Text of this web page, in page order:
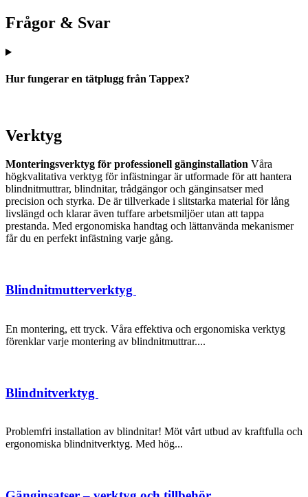
Frågor & Svar
Hur fungerar en tätplugg från Tappex?
Verktyg
Monteringsverktyg för professionell gänginstallation Våra
högkvalitativa verktyg för infästningar är utformade för att hantera
blindnitmuttrar, blindnitar, trådgängor och gänginsatser med
precision och styrka. De är tillverkade i slitstarka material för lång
livslängd och klarar även tuffare arbetsmiljöer utan att tappa
prestanda. Med ergonomiska handtag och lättanvända mekanismer
får du en perfekt infästning varje gång.
Blindnitmutterverktyg
En montering, ett tryck. Våra effektiva och ergonomiska verktyg
förenklar varje montering av blindnitmuttrar....
Blindnitverktyg
Problemfri installation av blindnitar! Möt vårt utbud av kraftfulla och
ergonomiska blindnitverktyg. Med hög...